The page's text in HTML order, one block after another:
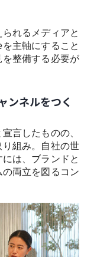
れるメディアと
主軸にすること
を整備する必要が
ンネルをつく
言したものの、
組み。自社の世
は、ブランドと
両立を図るコン